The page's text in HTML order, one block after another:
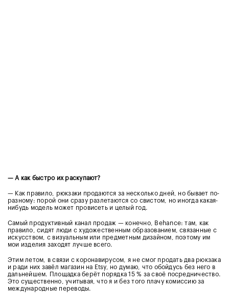
— А как быстро их раскупают?
— Как правило, рюкзаки продаются за несколько дней, но бывает по-
разному: порой они сразу разлетаются со свистом, но иногда какая-
нибудь модель может провисеть и целый год.
Самый продуктивный канал продаж — конечно, Behance: там, как
правило, сидят люди с художественным образованием, связанные с
искусством, с визуальным или предметным дизайном, поэтому им
мои изделия заходят лучше всего.
Этим летом, в связи с коронавирусом, я не смог продать два рюкзака
и ради них завёл магазин на Etsy, но думаю, что обойдусь без него в
дальнейшем. Площадка берёт порядка 15 % за своё посредничество.
Это существенно, учитывая, что я и без того плачу комиссию за
международные переводы.